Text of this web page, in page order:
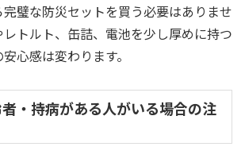
璧な防災セットを買う必要はありませ
トルト、缶詰、電池を少し厚めに持つ
心感は変わります。
・持病がある人がいる場合の注